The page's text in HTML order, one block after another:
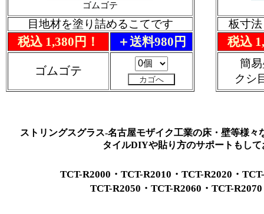
TCT-R2000・TCT-R2010・TCT-R2020・
TCT-R2050・TCT-R2060・TCT-
ストリングスグラス-名古屋モザイク工業の床・壁等様々
タイルDIYや貼り方のサポートもして
ゴムゴテ
目地材を塗り詰めるこてです
税込 1,380円！ ＋送料980円
ゴムゴテ
板寸
税込
簡
クシ